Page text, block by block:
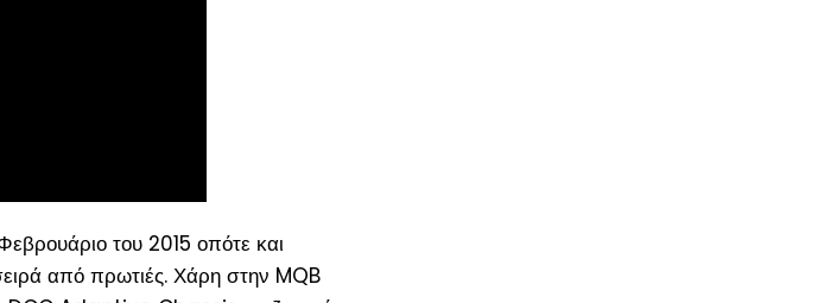
του 2015 οπότε και
από πρωτιές. Χάρη στην MQB